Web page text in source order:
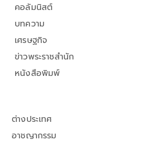
คอลัมนิสต์
บทความ
เศรษฐกิจ
ข่าวพระราชสำนัก
หนังสือพิมพ์
ต่างประเทศ
อาชญากรรม